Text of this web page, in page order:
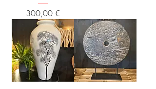
Prix
300,00 €